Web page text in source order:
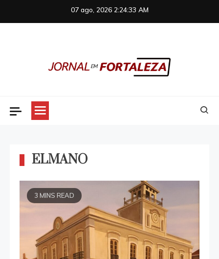
07 ago, 2026 2:24:34 AM
ELMANO
3 MINS READ